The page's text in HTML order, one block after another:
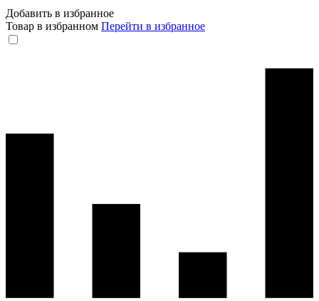
Добавить в избранное
Товар в избранном Перейти в избранное